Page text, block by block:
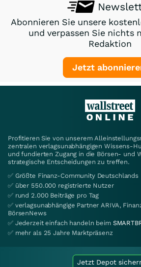
Abonnieren Sie unsere
und verpassen Sie nichts
Redaktion
Jetzt
Profitieren Sie von unserem
zentralen verlagsunabhängigen Wissens-
und fundierten Zugang in die Börsen- und
strategische Entscheidungen zu treffen.
✅ Größte Finanz-Community Deutschlands
✅ über 550.000 registrierte Nutzer
✅ rund 2.000 Beiträge pro Tag
✅ verlagsunabhängige Partner ARIVA,
BörsenNews
✅ Jederzeit einfach handeln beim
✅ mehr als 25 Jahre Marktpräsenz
Jetzt Depot